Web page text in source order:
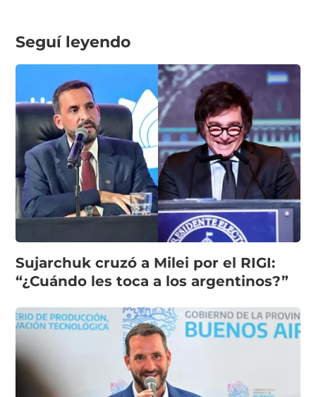
Seguí leyendo
Sujarchuk cruzó a Milei por el RIGI:
“¿Cuándo les toca a los argentinos?”